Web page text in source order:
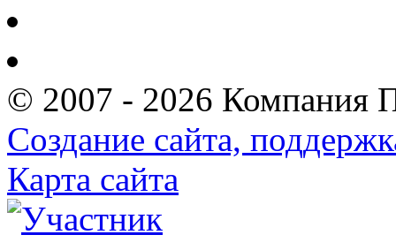
© 2007 - 2026 Компания
Создание сайта,
Карта сайта